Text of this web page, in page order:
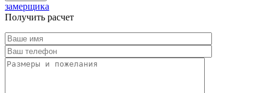
замерщика
Получить расчет